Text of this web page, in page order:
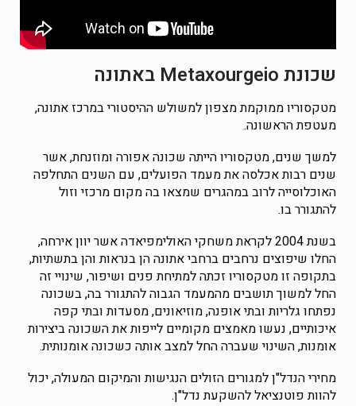
שכונת Metaxourgeio באתונה
מטקסוריו ממוקמת מצפון למשולש ההיסטורי במרכז אתונה,
מעטפת הראשונה.
למשך שנים, מטקסוריו הייתה שכונה אפורה ומוזנחת, אשר
שנים רבות אכלסה את מעמד הפועלים, עם השנים התחלפה
האוכלוסייה לרוב במהגרים שמצאו בה מקום מרכזי וזול
להתגורר בו.
בשנת 2004 לקראת משחקי האולימפיאדה אשר יוון אירחה,
החלו שיפוצים נרחבים ברחבי אתונה הן בנראות והן בתשתיות,
בתקופה זו מטקסוריו זכתה למתיחת פנים ושיפור, שינויי זה
החל למשוך תושבים מהמעמד הגבוה להתגורר בה, בשכונה
נפתחו גלריות ובתי אופנה, מוזיאונים, מסעדות ובתי קפה
איכותיים, נעשו מאמצים מקומיים לייפות את השכונה ביצירות
אומנות, השינוי שעברה החל למצב אותה כשכונה אומנותית.
מחירי הנדל"ן למגורים הזולים הנגישות והמיקום המעולה, יכול
להוות פוטנציאל להשקעת נדל"ן.